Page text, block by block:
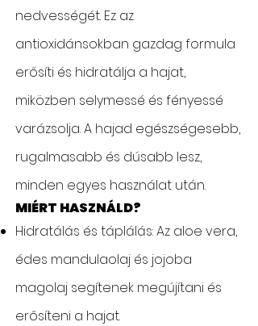
nedvességét. Ez az
antioxidánsokban gazdag formula
erősíti és hidratálja a hajat,
miközben selymessé és fényessé
varázsolja. A hajad egészségesebb,
rugalmasabb és dúsabb lesz,
minden egyes használat után.
MIÉRT HASZNÁLD?
Hidratálás és táplálás: Az aloe vera,
édes mandulaolaj és jojoba
magolaj segítenek megújítani és
erősíteni a hajat.